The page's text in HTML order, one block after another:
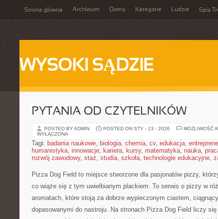
Strona główna Archiwum Domy Kategorie Ludzie Spis
WYSOKI SĄDZIE
PYTANIA OD CZYTELNIKÓW
POSTED BY ADMIN POSTED ON STY - 13 - 2026
MOŻLIWOŚĆ
WYŁĄCZONA
Tagi: badania naukowe, biologia, chemia, cv, edukacja,
humanistyka, innowacje, kariera, kursy, matematyka, nauka,
rozwój zawodowy, staż, studia, szkoła, technologie edukacyjne,
Pizza Dog Field to miejsce stworzone dla pasjonatów pizzy,
co wiąże się z tym uwielbianym plackiem. To serwis o pizzy w
aromatach, które stoją za dobrze wypieczonym ciastem,
dopasowanymi do nastroju. Na stronach Pizza Dog Field liczy